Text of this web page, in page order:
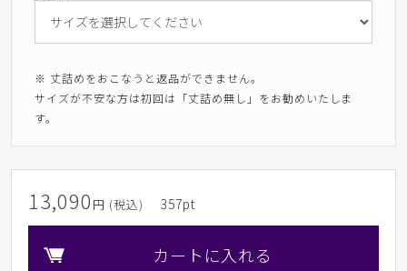
※ 丈詰めをおこなうと返品ができません。
サイズが不安な方は初回は「丈詰め無し」をお勧めいたしま
す。
13,090 円 (税込) 357pt
カートに入れる